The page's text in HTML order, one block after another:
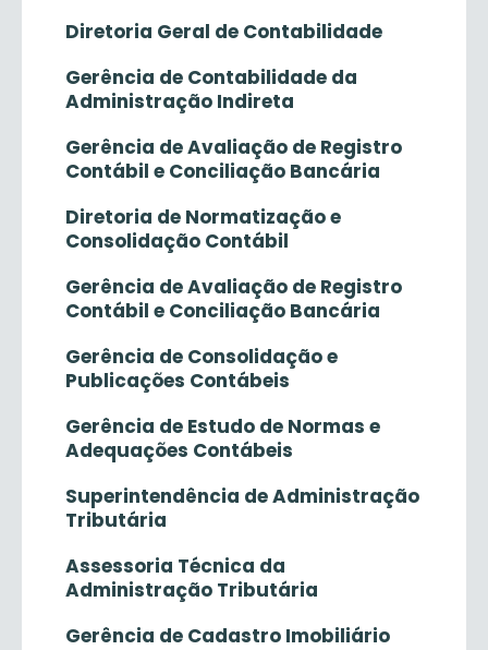
Diretoria Geral de Contabilidade
Gerência de Contabilidade da
Administração Indireta
Gerência de Avaliação de Registro
Contábil e Conciliação Bancária
Diretoria de Normatização e
Consolidação Contábil
Gerência de Avaliação de Registro
Contábil e Conciliação Bancária
Gerência de Consolidação e
Publicações Contábeis
Gerência de Estudo de Normas e
Adequações Contábeis
Superintendência de Administração
Tributária
Assessoria Técnica da
Administração Tributária
Gerência de Cadastro Imobiliário